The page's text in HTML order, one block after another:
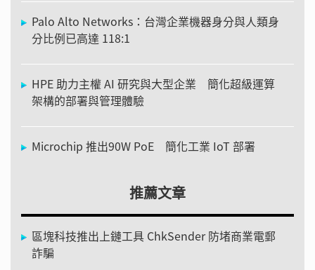
Palo Alto Networks：台灣企業機器身分與人類身
分比例已高達 118:1
HPE 助力主權 AI 研究與大型企業 簡化超級運算
架構的部署與管理體驗
Microchip 推出90W PoE 簡化工業 IoT 部署
推薦文章
區塊科技推出上鏈工具 ChkSender 防堵商業電郵
詐騙